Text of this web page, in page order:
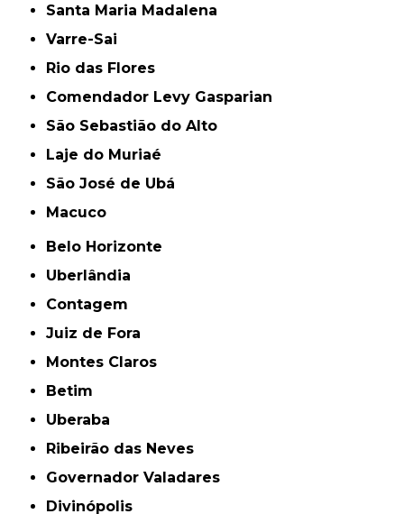
Santa Maria Madalena
Varre-Sai
Rio das Flores
Comendador Levy Gasparian
São Sebastião do Alto
Laje do Muriaé
São José de Ubá
Macuco
Belo Horizonte
Uberlândia
Contagem
Juiz de Fora
Montes Claros
Betim
Uberaba
Ribeirão das Neves
Governador Valadares
Divinópolis